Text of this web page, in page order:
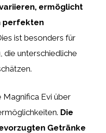
ermöglicht
perfekten
ist besonders für
die unterschiedliche
Magnifica Evi über
Die
Getränke